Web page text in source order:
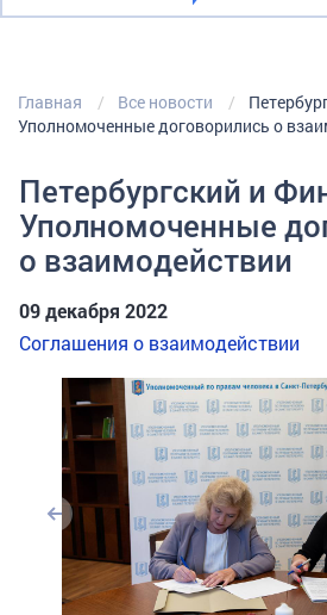
Главная Все новости
Уполномоченные договорились о
Петербургский и
Уполномоченные
о взаимодействии
09 декабря 2022
Соглашения о взаимодействии